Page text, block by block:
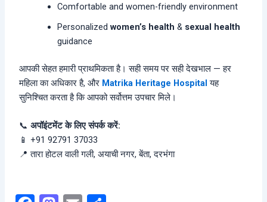
Comfortable and women-friendly environment
Personalizedwomen’s health & sexual health
guidance
आपकी सेहत हमारी प्राथमिकता है। सही समय पर सही देखभाल — हर
महिला का अधिकार है, और Matrika Heritage Hospital यह
सुनिश्चित करता है कि आपको सर्वोत्तम उपचार मिले।
📞अपॉइंटमेंट के लिए संपर्क करें:
📱 +91 92791 37033
📍 तारा होटल वाली गली, अयाची नगर, बेंता, दरभंगा